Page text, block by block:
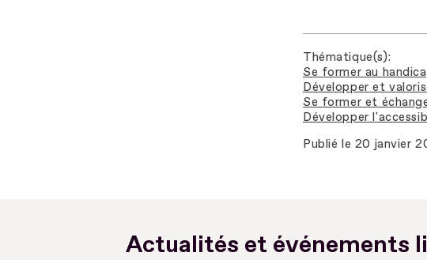
Thématique(s)
Se former au
Développer et
Se former et
Développer
Publié le 20 janvier
Actualités et événements